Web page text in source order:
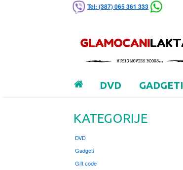
Tel: (387) 065 361 333
DVD GADGETI
KATEGORIJE
DVD
Gadgeti
Gift code